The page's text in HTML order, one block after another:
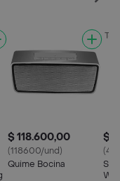
$ 118.600,00
(118600/und)
Quime Bocina
$